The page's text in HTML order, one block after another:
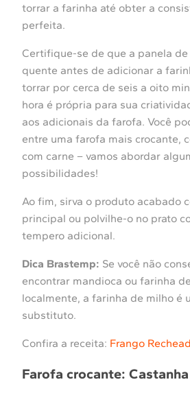
torrar a farinha até obter a
perfeita.
Certifique-se de que a panela
quente antes de adicionar a
torrar por cerca de seis a oito
hora é própria para sua
aos adicionais da farofa. Você
entre uma farofa mais crocante,
com carne – vamos abordar
possibilidades!
Ao fim, sirva o produto acabado
principal ou polvilhe-o no prato
tempero adicional.
Dica Brastemp: Se você não
encontrar mandioca ou farinha
localmente, a farinha de milho é
substituto.
Confira a receita: Frango
Farofa crocante: Castanha